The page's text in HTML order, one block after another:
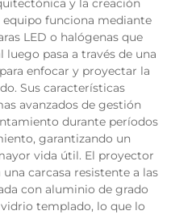
y la creación
equipo funciona mediante
LED o halógenas que
pasa a través de una
enfocar y proyectar la
Sus características
avanzados de gestión
durante períodos
garantizando un
vida útil. El proyector
carcasa resistente a las
con aluminio de grado
templado, lo que lo